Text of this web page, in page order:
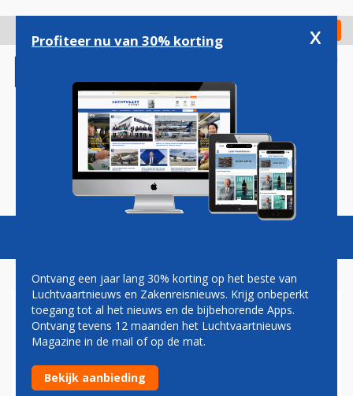
gaan
Check in
Magazine Podcasts Vacatures
FLYONE
Oost-Europese prijsvechter FlyOne tekent bestelling
voor Airbus A321neo
Profiteer nu van 30% korting x
Ontvang een jaar lang 30% korting op het beste van
Luchtvaartnieuws en Zakenreisnieuws. Krijg onbeperkt
toegang tot al het nieuws en de bijbehorende Apps.
Ontvang tevens 12 maanden het Luchtvaartnieuws
Magazine in de mail of op de mat.
Bekijk aanbieding